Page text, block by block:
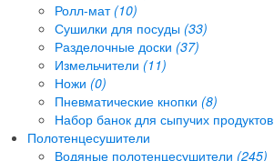
Ролл-мат (10)
Сушилки для посуды (33)
Разделочные доски (37)
Измельчители (11)
Ножи (0)
Пневматические кнопки (8)
Набор банок для сыпучих продуктов
Полотенцесушители
Водяные полотенцесушители (245)